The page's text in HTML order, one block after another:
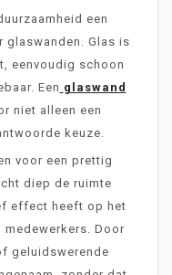
een
glaswanden. Glas is
eenvoudig schoon
Een glaswand
niet alleen een
keuze.
voor een prettig
diep de ruimte
effect heeft op het
Door
geluidswerende